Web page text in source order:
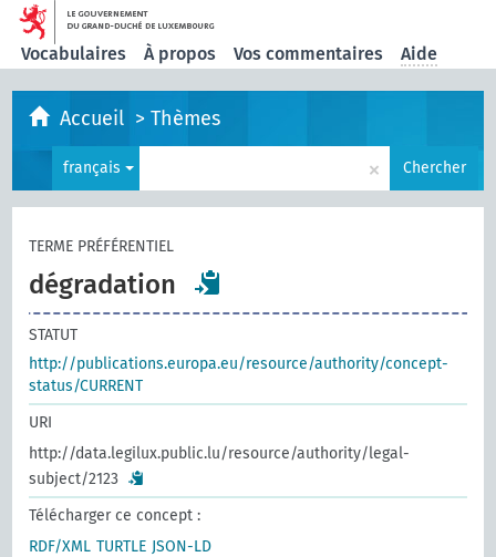
Vocabulaires À propos Vos commentaires Aide
Accueil >Thèmes
français × Chercher
TERME PRÉFÉRENTIEL
dégradation
STATUT
http://publications.europa.eu/resource/authority/concept-
status/CURRENT
URI
http://data.legilux.public.lu/resource/authority/legal-
subject/2123
Télécharger ce concept :
RDF/XML TURTLE JSON-LD